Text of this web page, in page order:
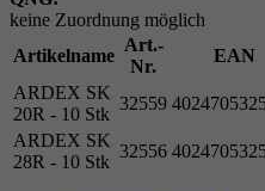
keine Zuordnung möglich
Artikelname
Art.-
Nr.
EAN
ARDEX SK
20R - 10 Stk
32559
ARDEX SK
28R - 10 Stk
32556